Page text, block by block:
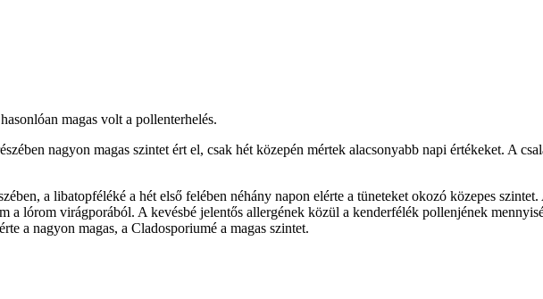
magas volt a pollenterhelés.
nagyon magas szintet ért el, csak hét közepén mértek alacsonyabb napi értékeket. A
a libatopféléké a hét első felében néhány napon elérte a tüneteket okozó közepes
a lórom virágporából. A kevésbé jelentős allergének közül a kenderfélék pollenjének
a nagyon magas, a Cladosporiumé a magas szintet.